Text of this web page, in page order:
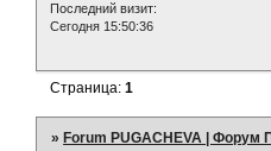
Последний визит:
Сегодня 15:50:36
Страница:1
»Forum PUGACHEVA |